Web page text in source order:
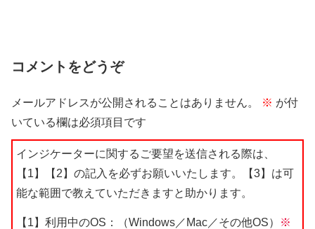
コメントをどうぞ
メールアドレスが公開されることはありません。 ※ が付
いている欄は必須項目です
インジケーターに関するご要望を送信される際は、
【1】【2】の記入を必ずお願いいたします。【3】は可
能な範囲で教えていただきますと助かります。
【1】利用中のOS：（Windows／Mac／その他OS）
※